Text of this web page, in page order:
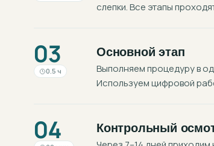
слепки. Все этапы
03
0.5 ч
Основной этап
Выполняем процедуру в
Используем цифровой
04 Контрольный